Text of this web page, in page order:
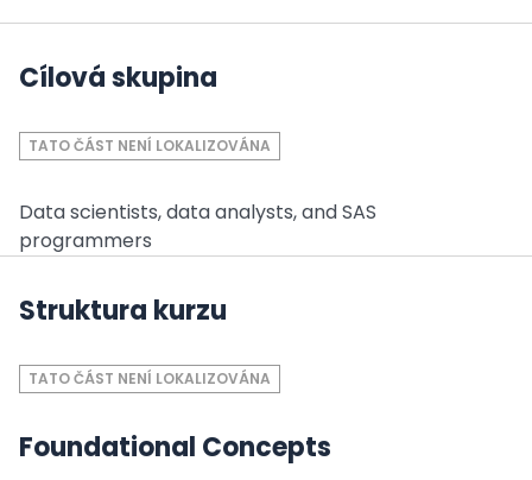
Cílová skupina
TATO ČÁST NENÍ LOKALIZOVÁNA
Data scientists, data analysts, and SAS
programmers
Struktura kurzu
TATO ČÁST NENÍ LOKALIZOVÁNA
Foundational Concepts